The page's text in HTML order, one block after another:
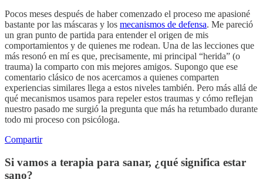
Pocos meses después de haber comenzado el proceso me apasioné
bastante por las máscaras y los mecanismos de defensa. Me pareció
un gran punto de partida para entender el origen de mis
comportamientos y de quienes me rodean. Una de las lecciones que
más resonó en mí es que, precisamente, mi principal “herida” (o
trauma) la comparto con mis mejores amigos. Supongo que ese
comentario clásico de nos acercamos a quienes comparten
experiencias similares llega a estos niveles también. Pero más allá de
qué mecanismos usamos para repeler estos traumas y cómo reflejan
nuestro pasado me surgió la pregunta que más ha retumbado durante
todo mi proceso con psicóloga.
Compartir
Si vamos a terapia para sanar, ¿qué significa estar
sano?